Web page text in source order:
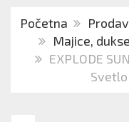
Početna
Majice,
EXPLODE